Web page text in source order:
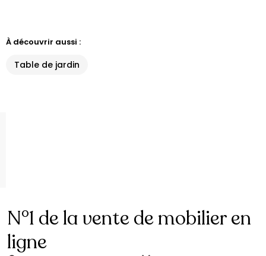
À découvrir aussi :
Table de jardin
N°1 de la vente de mobilier en
ligne